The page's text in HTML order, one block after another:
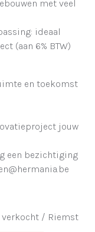
met veel
ideaal
(aan 6% BTW)
en toekomst
jouw
een bezichtiging